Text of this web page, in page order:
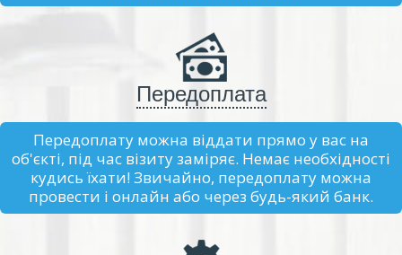
Передоплата
Передоплату можна віддати прямо у вас на
об'єкті, під час візиту заміряє. Немає необхідності
кудись їхати! Звичайно, передоплату можна
провести і онлайн або через будь-який банк.